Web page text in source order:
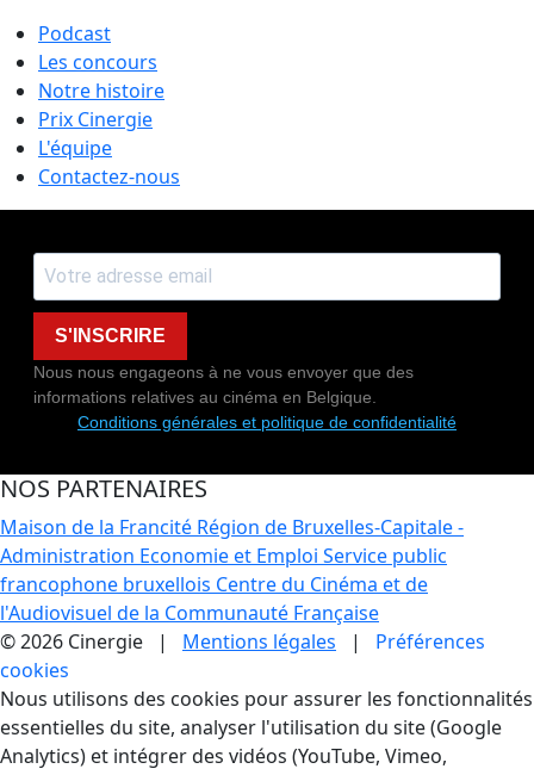
Podcast
Les concours
Notre histoire
Prix Cinergie
L'équipe
Contactez-nous
S'INSCRIRE
Nous nous engageons à ne vous envoyer que des
informations relatives au cinéma en Belgique.
Conditions générales et politique de confidentialité
NOS PARTENAIRES
Maison de la Francité Région de Bruxelles-Capitale -
Administration Economie et Emploi Service public
francophone bruxellois Centre du Cinéma et de
l'Audiovisuel de la Communauté Française
© 2026 Cinergie | Mentions légales | Préférences
cookies
Gestion des Cookies
Nous utilisons des cookies pour assurer les fonctionnalités
essentielles du site, analyser l'utilisation du site (Google
Analytics) et intégrer des vidéos (YouTube, Vimeo,